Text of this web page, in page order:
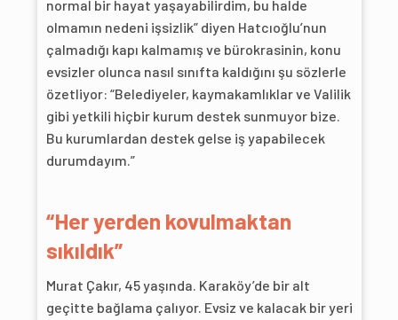
normal bir hayat yaşayabilirdim, bu halde
olmamın nedeni işsizlik” diyen Hatcıoğlu’nun
çalmadığı kapı kalmamış ve bürokrasinin, konu
evsizler olunca nasıl sınıfta kaldığını şu sözlerle
özetliyor: “Belediyeler, kaymakamlıklar ve Valilik
gibi yetkili hiçbir kurum destek sunmuyor bize.
Bu kurumlardan destek gelse iş yapabilecek
durumdayım.”
“Her yerden kovulmaktan
sıkıldık”
Murat Çakır, 45 yaşında. Karaköy’de bir alt
geçitte bağlama çalıyor. Evsiz ve kalacak bir yeri